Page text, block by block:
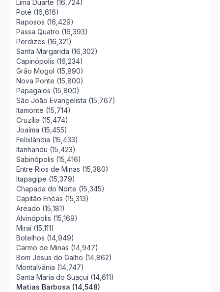
Lima Duarte (16,724)
Poté (16,616)
Raposos (16,429)
Passa Quatro (16,393)
Perdizes (16,321)
Santa Margarida (16,302)
Capinópolis (16,234)
Grão Mogol (15,890)
Nova Ponte (15,800)
Papagaios (15,800)
São João Evangelista (15,767)
Itamonte (15,714)
Cruzília (15,474)
Joaíma (15,455)
Felixlândia (15,433)
Itanhandu (15,423)
Sabinópolis (15,416)
Entre Rios de Minas (15,380)
Itapagipe (15,379)
Chapada do Norte (15,345)
Capitão Enéas (15,313)
Areado (15,181)
Alvinópolis (15,169)
Miraí (15,111)
Botelhos (14,949)
Carmo de Minas (14,947)
Bom Jesus do Galho (14,862)
Montalvânia (14,747)
Santa Maria do Suaçuí (14,611)
Matias Barbosa (14,548)